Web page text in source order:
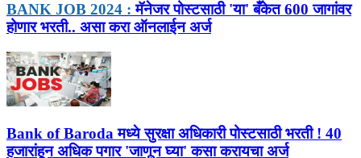
BANK JOB 2024 : मॅनेजर पोस्टसाठी 'या' बँकेत 600 जागांवर
होणार भरती.. असा करा ऑनलाईन अर्ज
Bank of Baroda मध्ये सुरक्षा अधिकारी पोस्टसाठी भरती ! 40
हजारांहून अधिक पगार 'जाणून घ्या' कसा करायचा अर्ज